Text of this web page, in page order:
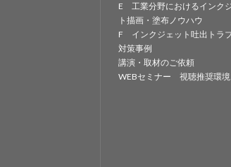
E 工業分野におけるインク
ト描画・塗布ノウハウ
F インクジェット吐出トラ
対策事例
講演・取材のご依頼
WEBセミナー 視聴推奨環境